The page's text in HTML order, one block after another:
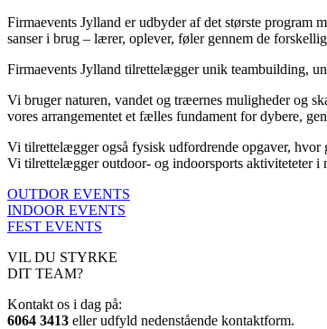
Firmaevents Jylland er udbyder af det største program
sanser i brug – lærer, oplever, føler gennem de
Firmaevents Jylland tilrettelægger unik teambuilding,
Vi bruger naturen, vandet og træernes muligheder og
vores arrangementet et fælles fundament for dybere,
Vi tilrettelægger også fysisk udfordrende opgaver,
Vi tilrettelægger outdoor- og indoorsports aktiviteteter i
OUTDOR EVENTS
INDOOR EVENTS
FEST EVENTS
VIL DU STYRKE
DIT TEAM?
Kontakt os i dag på:
6064 3413 eller udfyld nedenstående kontaktform.